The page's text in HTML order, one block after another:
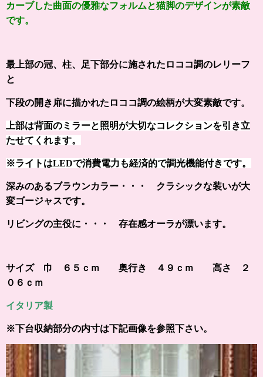
カーブした曲面の優雅なフォルムと猫脚のデザインが素敵
です。
最上部の冠、柱、足下部分に施された ロココ調のレリーフ
と
下段の開き扉に描かれたロココ調の絵柄が大変素敵です。
上部は背面のミラーと照明が大切なコレクションを引き立
たせてくれます。
※ライトはLEDで消費電力も経済的で調光機能付きです。
深みのあるブラウンカラー・・・ クラシックな装いが大
変ゴージャスです。
リビングの主役に・・・ 存在感オーラが漂います。
サイズ 巾 ６５ｃｍ 奥行き ４９ｃｍ 高さ ２
０６ｃｍ
イタリア製
※下台収納部分の内寸は下記画像を参照下さい。